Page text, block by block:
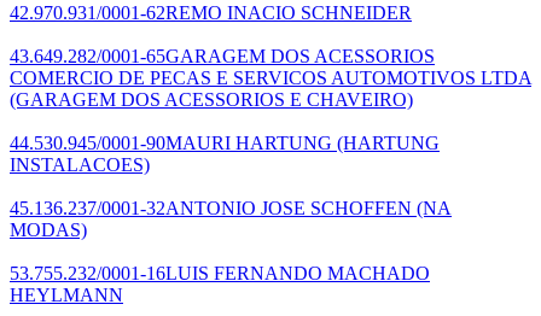
42.970.931/0001-62REMO INACIO SCHNEIDER
43.649.282/0001-65GARAGEM DOS ACESSORIOS
COMERCIO DE PECAS E SERVICOS AUTOMOTIVOS LTDA
(GARAGEM DOS ACESSORIOS E CHAVEIRO)
44.530.945/0001-90MAURI HARTUNG (HARTUNG
INSTALACOES)
45.136.237/0001-32ANTONIO JOSE SCHOFFEN (NA
MODAS)
53.755.232/0001-16LUIS FERNANDO MACHADO
HEYLMANN